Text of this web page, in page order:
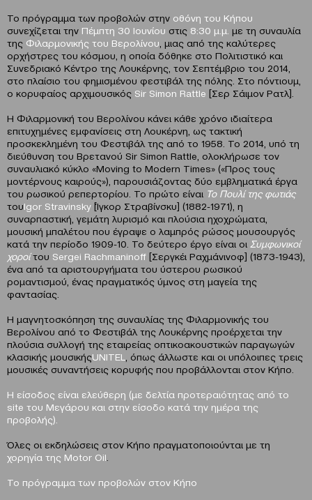
Το πρόγραμμα των προβολών στην οθόνη του Κήπου
συνεχίζεται την Πέμπτη 30 Ιουνίου στις 8:30 μ.μ. με τη συναυλία
της Φιλαρμονικής του Βερολίνου , μιας από της καλύτερες
ορχήστρες του κόσμου, η οποία δόθηκε στo Πολιτιστικό και
Συνεδριακό Κέντρο της Λουκέρνης, τον Σεπτέμβριο του 2014,
στο πλαίσιο του φημισμένου φεστιβάλ της πόλης. Στο πόντιουμ,
ο κορυφαίος αρχιμουσικός Sir Simon Rattle [Σερ Σάιμον Ρατλ].
Η Φιλαρμονική του Βερολίνου κάνει κάθε χρόνο ιδιαίτερα
επιτυχημένες εμφανίσεις στη Λουκέρνη, ως τακτική
προσκεκλημένη του Φεστιβάλ της από το 1958. Το 2014, υπό τη
διεύθυνση του Βρετανού Sir Simon Rattle, ολοκλήρωσε τον
συναυλιακό κύκλο «Moving to Modern Times» («Προς τους
μοντέρνους καιρούς»), παρουσιάζοντας δύο εμβληματικά έργα
του ρωσικού ρεπερτορίου. Το πρώτο είναι Το Πουλί της φωτιάς
τουIgor Stravinsky [Ίγκορ Στραβίνσκυ] (1882-1971), η
συναρπαστική, γεμάτη λυρισμό και πλούσια ηχοχρώματα,
μουσική μπαλέτου που έγραψε ο λαμπρός ρώσος μουσουργός
κατά την περίοδο 1909-10. Το δεύτερο έργο είναι οι Συμφωνικοί
χοροί του Sergei Rachmaninoff [Σεργκέι Ραχμάνινοφ] (1873-1943),
ένα από τα αριστουργήματα του ύστερου ρωσικού
ρομαντισμού, ένας πραγματικός ύμνος στη μαγεία της
φαντασίας.
Η μαγνητοσκόπηση της συναυλίας της Φιλαρμονικής του
Βερολίνου από το Φεστιβάλ της Λουκέρνης προέρχεται την
πλούσια συλλογή της εταιρείας οπτικοακουστικών παραγωγών
κλασικής μουσικήςUNITEL
, όπως άλλωστε και οι υπόλοιπες τρεις
μουσικές συναντήσεις κορυφής που προβάλλονται στον Κήπο.
Η είσοδος είναι ελεύθερη (με δελτία προτεραιότητας από το
site του Μεγάρου και στην είσοδο κατά την ημέρα της
προβολής).
Όλες οι εκδηλώσεις στον Κήπο πραγματοποιούνται με τη
χορηγία της Motor Oil
Το πρόγραμμα των προβολών στον Κήπο